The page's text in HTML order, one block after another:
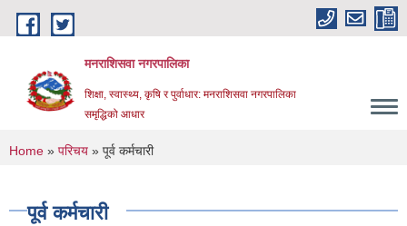
Skip to main content
मनराशिसवा नगरपालिका
शिक्षा, स्वास्थ्य, कृषि र पुर्वाधार: मनराशिसवा नगरपालिका
समृद्धिको आधार
You are here
Home » परिचय » पूर्व कर्मचारी
पूर्व कर्मचारी